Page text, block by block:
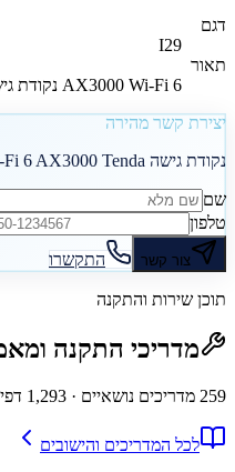
דגם
I29
תאור
AX3000 Wi-Fi 6 נקודת גישה
יצירת קשר מהירה
נקודת גישה Wi-Fi 6 AX3000 Tenda — אלחוטי מהיר
שם
טלפון
צור קשר התקשרו
תוכן שירות והתקנה
מדריכי התקנה
259 מדריכים נושאיים · 1,293 דפי התקנה לפי ישוב
לכל המדריכים והישובים